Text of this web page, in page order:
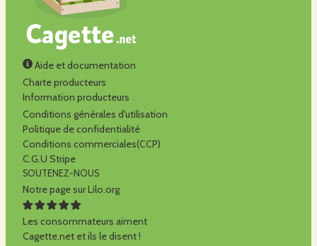
Aide et documentation
Charte producteurs
Information producteurs
Conditions générales d'utilisation
Politique de confidentialité
Conditions commerciales(CCP)
C.G.U Stripe
SOUTENEZ-NOUS
Notre page sur Lilo.org
Les consommateurs aiment
Cagette.net et ils le disent !